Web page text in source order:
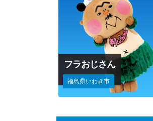
フラおじさん
福島県いわき市